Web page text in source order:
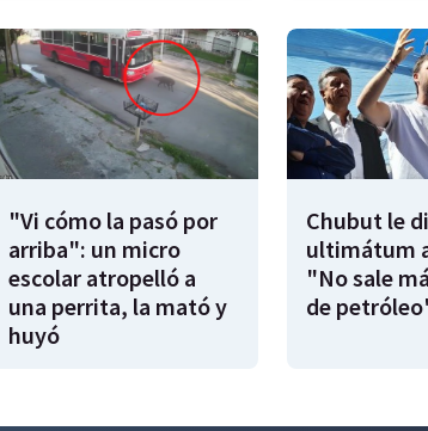
"Vi cómo la pasó por
arriba": un micro
escolar atropelló a
una perrita, la mató y
huyó
Chubut le
ultimátum
"No sale
de